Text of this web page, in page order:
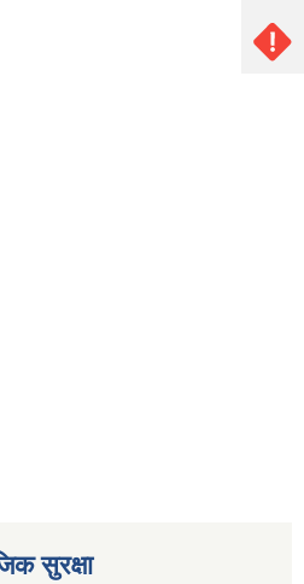
सुरक्षा